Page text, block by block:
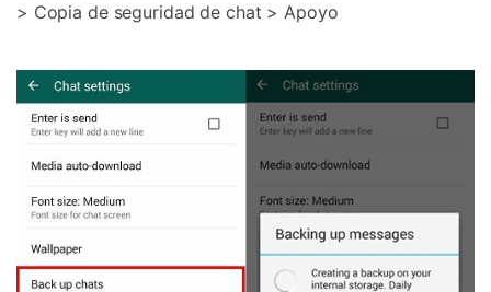
> Copia de seguridad de chat > Apoyo